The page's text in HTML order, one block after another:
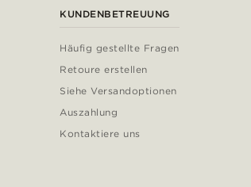
KUNDENBETREUUNG
Häufig gestellte Fragen
Retoure erstellen
Siehe Versandoptionen
Auszahlung
Kontaktiere uns